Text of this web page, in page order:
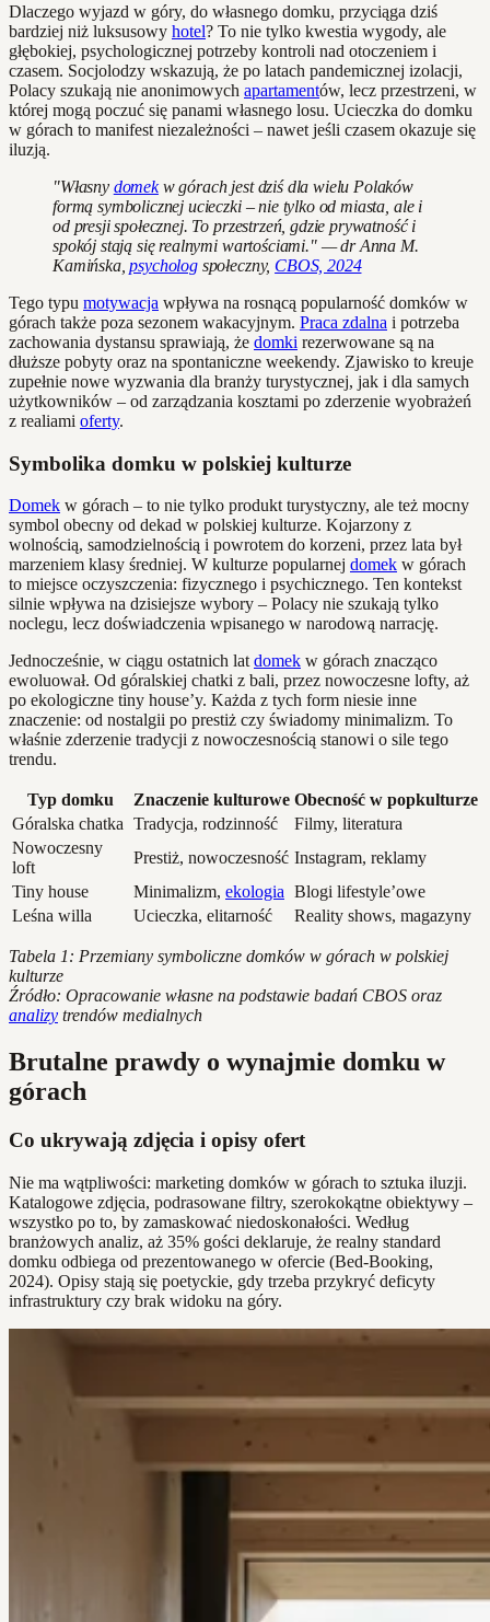
Dlaczego wyjazd w góry, do własnego domku, przyciąga dziś
bardziej niż luksusowy hotel? To nie tylko kwestia wygody, ale
głębokiej, psychologicznej potrzeby kontroli nad otoczeniem i
czasem. Socjolodzy wskazują, że po latach pandemicznej izolacji,
Polacy szukają nie anonimowych apartamentów, lecz przestrzeni, w
której mogą poczuć się panami własnego losu. Ucieczka do domku
w górach to manifest niezależności – nawet jeśli czasem okazuje się
iluzją.
"Własny domekw górach jest dziś dla wielu Polaków
formą symbolicznej ucieczki – nie tylko od miasta, ale i
od presji społecznej. To przestrzeń, gdzie prywatność i
spokój stają się realnymi wartościami." — dr Anna M.
Kamińska,psychologspołeczny, CBOS, 2024
Tego typu motywacja wpływa na rosnącą popularność domków w
górach także poza sezonem wakacyjnym. Praca zdalna i potrzeba
zachowania dystansu sprawiają, że domki rezerwowane są na
dłuższe pobyty oraz na spontaniczne weekendy. Zjawisko to kreuje
zupełnie nowe wyzwania dla branży turystycznej, jak i dla samych
użytkowników – od zarządzania kosztami po zderzenie wyobrażeń
z realiami oferty.
Symbolika domku w polskiej kulturze
Domek w górach – to nie tylko produkt turystyczny, ale też mocny
symbol obecny od dekad w polskiej kulturze. Kojarzony z
wolnością, samodzielnością i powrotem do korzeni, przez lata był
marzeniem klasy średniej. W kulturze popularnej domek w górach
to miejsce oczyszczenia: fizycznego i psychicznego. Ten kontekst
silnie wpływa na dzisiejsze wybory – Polacy nie szukają tylko
noclegu, lecz doświadczenia wpisanego w narodową narrację.
Jednocześnie, w ciągu ostatnich lat domek w górach znacząco
ewoluował. Od góralskiej chatki z bali, przez nowoczesne lofty, aż
po ekologiczne tiny house’y. Każda z tych form niesie inne
znaczenie: od nostalgii po prestiż czy świadomy minimalizm. To
właśnie zderzenie tradycji z nowoczesnością stanowi o sile tego
trendu.
Typ domku Znaczenie kulturowe Obecność w popkulturze
Góralska chatka Tradycja, rodzinność
Filmy, literatura
Nowoczesny
loft
Prestiż, nowoczesność Instagram, reklamy
Tiny house
Minimalizm, ekologia Blogi lifestyle’owe
Leśna willa
Ucieczka, elitarność Reality shows, magazyny
Tabela 1: Przemiany symboliczne domków w górach w polskiej
kulturze
Źródło: Opracowanie własne na podstawie badań CBOS oraz
analizy trendów medialnych
Brutalne prawdy o wynajmie domku w
górach
Co ukrywają zdjęcia i opisy ofert
Nie ma wątpliwości: marketing domków w górach to sztuka iluzji.
Katalogowe zdjęcia, podrasowane filtry, szerokokątne obiektywy –
wszystko po to, by zamaskować niedoskonałości. Według
branżowych analiz, aż 35% gości deklaruje, że realny standard
domku odbiega od prezentowanego w ofercie (Bed-Booking,
2024). Opisy stają się poetyckie, gdy trzeba przykryć deficyty
infrastruktury czy brak widoku na góry.